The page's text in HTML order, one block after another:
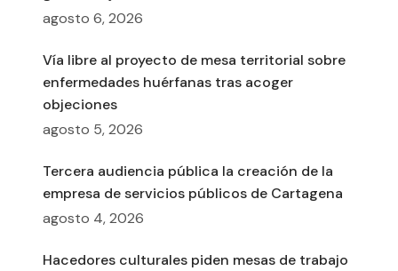
agosto 6, 2026
Vía libre al proyecto de mesa territorial sobre
enfermedades huérfanas tras acoger
objeciones
agosto 5, 2026
Tercera audiencia pública la creación de la
empresa de servicios públicos de Cartagena
agosto 4, 2026
Hacedores culturales piden mesas de trabajo